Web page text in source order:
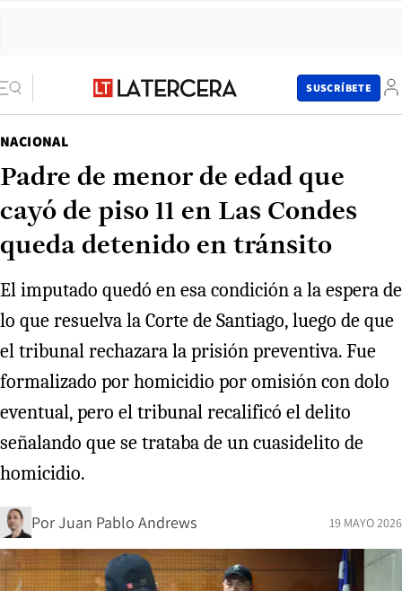
SUSCRÍBETE
NACIONAL
Padre de menor de edad que
cayó de piso 11 en Las Condes
queda detenido en tránsito
El imputado quedó en esa condición a la espera de
lo que resuelva la Corte de Santiago, luego de que
el tribunal rechazara la prisión preventiva. Fue
formalizado por homicidio por omisión con dolo
eventual, pero el tribunal recalificó el delito
señalando que se trataba de un cuasidelito de
homicidio.
PorJuan Pablo Andrews 19 MAYO 2026